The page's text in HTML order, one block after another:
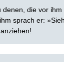
die vor
sprach er: